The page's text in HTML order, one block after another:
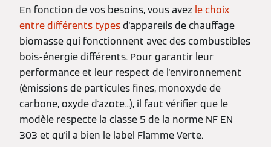
En fonction de vos besoins, vous avez le choix
entre différents typesd'appareils de chauffage
biomasse qui fonctionnent avec des combustibles
bois-énergie différents. Pour garantir leur
performance et leur respect de l'environnement
(émissions de particules fines, monoxyde de
carbone, oxyde d'azote...), il faut vérifier que le
modèle respecte la classe 5 de la norme NF EN
303 et qu'il a bien le label Flamme Verte.